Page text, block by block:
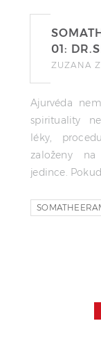
01:
ZUZANA
Ajurvéda
spirituality
léky,
založeny
jedince.